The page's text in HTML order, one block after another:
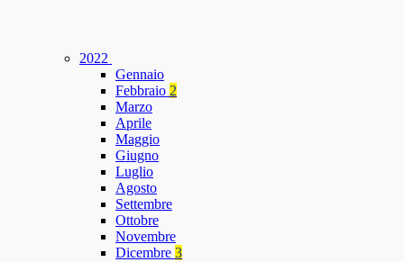
2022
Gennaio
Febbraio 2
Marzo
Aprile
Maggio
Giugno
Luglio
Agosto
Settembre
Ottobre
Novembre
Dicembre 3